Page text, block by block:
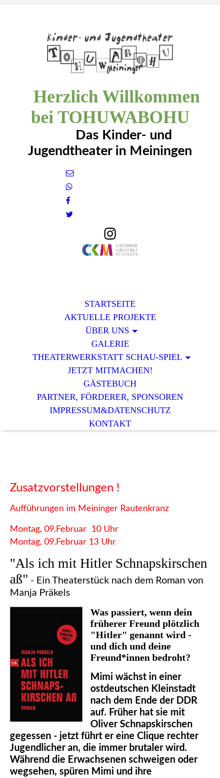
Herzlich Willkommen
bei TOHUWABOHU
Das Kinder- und
Jugendtheater in Meiningen
STARTSEITE
AKTUELLE PROJEKTE
ÜBER UNS
GALERIE
THEATERWERKSTATT SCHAU-SPIEL
JETZT MITMACHEN!
GÄSTEBUCH
PARTNER, FÖRDERER, SPONSOREN
IMPRESSUM&DATENSCHUTZ
KONTAKT
Zusatzvorstellungen !
Aufführungen im Meininger Rautenkranz
Montag, 09.Februar 10 Uhr
Montag, 09.Februar 13 Uhr
"Als ich mit Hitler Schnapskirschen
aß" - Ein Theaterstück nach dem Roman von
Manja Präkels
Was passiert, wenn dein
früherer Freund plötzlich
"Hitler" genannt wird -
und dich und deine
Freund*innen bedroht?
Mimi wächst in einer
ostdeutschen Kleinstadt
nach dem Ende der DDR
auf. Früher hat sie mit
Oliver Schnapskirschen
gegessen - jetzt führt er eine Clique rechter
Jugendlicher an, die immer brutaler wird.
Während die Erwachsenen schweigen oder
wegsehen, spüren Mimi und ihre